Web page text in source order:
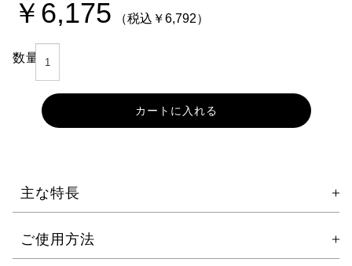
￥6,175 （税込￥6,792）
数量
カートに入れる
主な特長
ご使用方法